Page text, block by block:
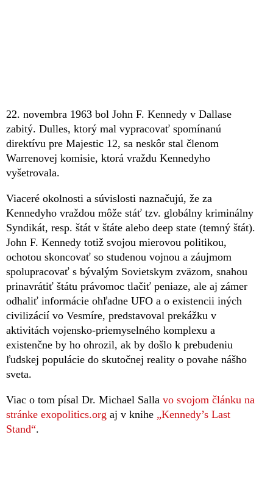
22. novembra 1963 bol John F. Kennedy v Dallase
zabitý. Dulles, ktorý mal vypracovať spomínanú
direktívu pre Majestic 12, sa neskôr stal členom
Warrenovej komisie, ktorá vraždu Kennedyho
vyšetrovala.
Viaceré okolnosti a súvislosti naznačujú, že za
Kennedyho vraždou môže stáť tzv. globálny kriminálny
Syndikát, resp. štát v štáte alebo deep state (temný štát).
John F. Kennedy totiž svojou mierovou politikou,
ochotou skoncovať so studenou vojnou a záujmom
spolupracovať s bývalým Sovietskym zväzom, snahou
prinavrátiť štátu právomoc tlačiť peniaze, ale aj zámer
odhaliť informácie ohľadne UFO a o existencii iných
civilizácií vo Vesmíre, predstavoval prekážku v
aktivitách vojensko-priemyselného komplexu a
existenčne by ho ohrozil, ak by došlo k prebudeniu
ľudskej populácie do skutočnej reality o povahe nášho
sveta.
Viac o tom písal Dr. Michael Salla vo svojom článku na
stránke exopolitics.org aj v knihe „Kennedy’s Last
Stand“.